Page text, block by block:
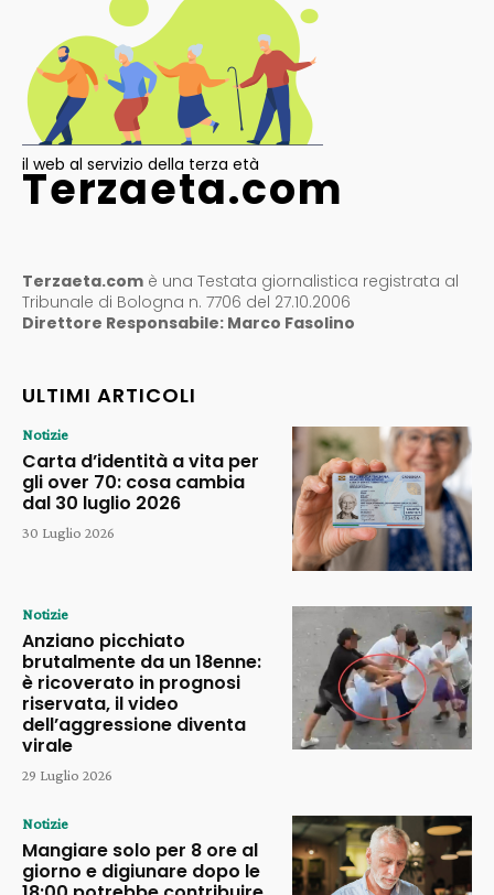
il web al servizio della terza età
Terzaeta.com
Terzaeta.com è una Testata giornalistica registrata al
Tribunale di Bologna n. 7706 del 27.10.2006
Direttore Responsabile: Marco Fasolino
ULTIMI ARTICOLI
Notizie
Carta d’identità a vita per
gli over 70: cosa cambia
dal 30 luglio 2026
30 Luglio 2026
Notizie
Anziano picchiato
brutalmente da un 18enne:
è ricoverato in prognosi
riservata, il video
dell’aggressione diventa
virale
29 Luglio 2026
Notizie
Mangiare solo per 8 ore al
giorno e digiunare dopo le